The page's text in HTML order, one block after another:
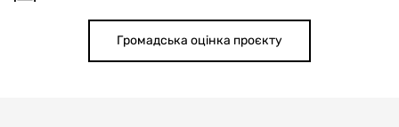
Громадська оцінка проєкту